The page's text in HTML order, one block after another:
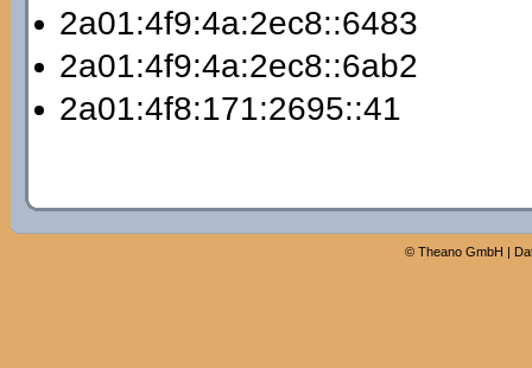
2a01:4f9:4a:2ec8::6483
2a01:4f9:4a:2ec8::6ab2
2a01:4f8:171:2695::41
© Theano GmbH |